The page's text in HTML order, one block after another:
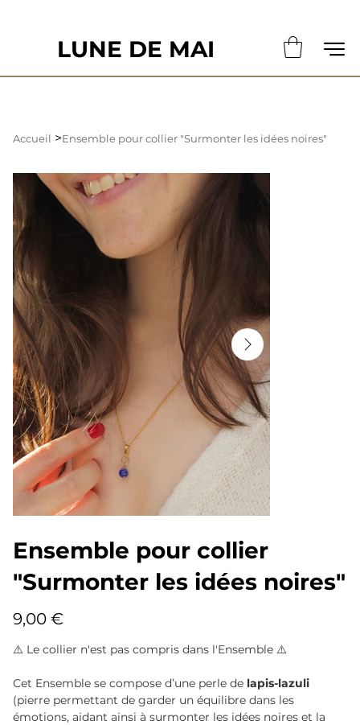
LUNE DE MAI
Accueil >Ensemble pour collier "Surmonter les idées noires"
Ensemble pour collier
"Surmonter les idées noires"
Prix
9,00 €
⚠️ Le collier n'est pas compris dans l'Ensemble ⚠️
Cet Ensemble se compose d’une perle de lapis-lazuli
(pierre permettant de garder un équilibre dans les
émotions, aidant ainsi à surmonter les idées noires et la